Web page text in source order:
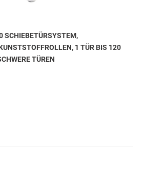
SCHIEBETÜRSYSTEM,
1 TÜR BIS 120
TÜREN